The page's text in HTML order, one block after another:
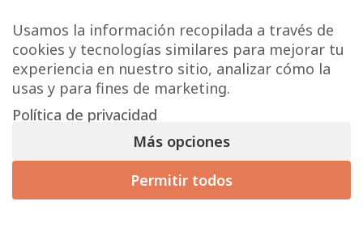
Copyright © Onlytiles S.L.
La Casa de los Azulejos ®
Diseño Web
Usamos la información recopilada a través de
cookies y tecnologías similares para mejorar tu
experiencia en nuestro sitio, analizar cómo la
usas y para fines de marketing.
Política de privacidad
Más opciones
Permitir todos